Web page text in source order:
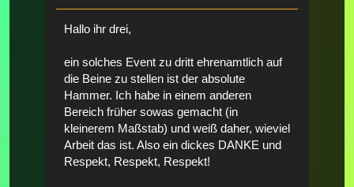
Hallo ihr drei,
ein solches Event zu dritt ehrenamtlich auf
die Beine zu stellen ist der absolute
Hammer. Ich habe in einem anderen
Bereich früher sowas gemacht (in
kleinerem Maßstab) und weiß daher, wieviel
Arbeit das ist. Also ein dickes DANKE und
Respekt, Respekt, Respekt!